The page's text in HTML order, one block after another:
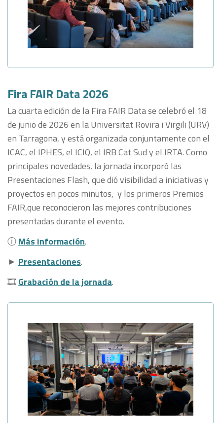
Fira FAIR Data 2026
La cuarta edición de la Fira FAIR Data se celebró el 18
de junio de 2026 en la Universitat Rovira i Virgili (URV)
en Tarragona, y está organizada conjuntamente con el
ICAC, el IPHES, el ICIQ, el IRB Cat Sud y el IRTA. Como
principales novedades, la jornada incorporó las
Presentaciones Flash, que dió visibilidad a iniciativas y
proyectos en pocos minutos, y los primeros Premios
FAIR,que reconocieron las mejores contribuciones
presentadas durante el evento.
ⓘMás información.
► Presentaciones.
🎞Grabación de la jornada.